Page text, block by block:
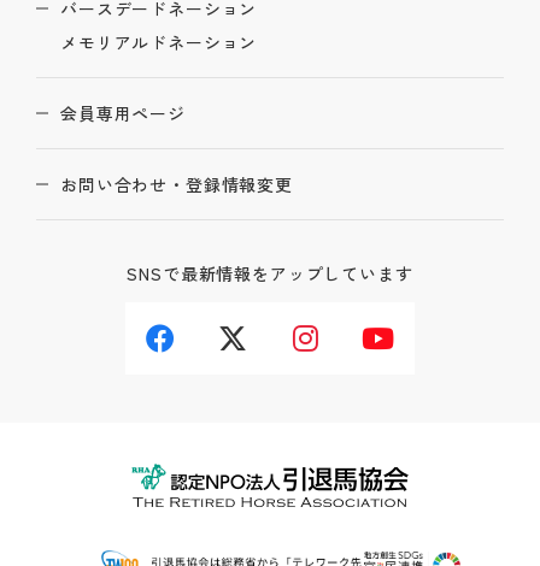
バースデードネーション
メモリアルドネーション
会員専用ページ
お問い合わせ・登録情報変更
SNSで最新情報をアップしています